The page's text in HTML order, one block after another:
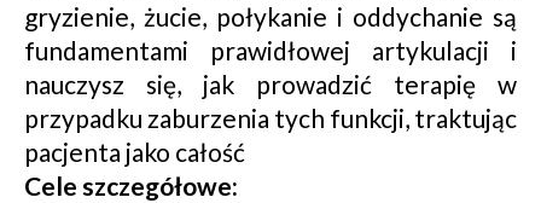
gryzienie, żucie, połykanie i oddychanie są
fundamentami prawidłowej artykulacji i
nauczysz się, jak prowadzić terapię w
przypadku zaburzenia tych funkcji, traktując
pacjenta jako całość
Cele szczegółowe: